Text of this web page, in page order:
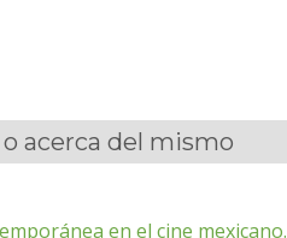
acerca del mismo
en el cine mexicano.